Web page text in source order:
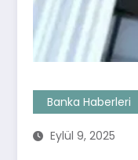
Banka Haberleri
Eylül 9, 2025